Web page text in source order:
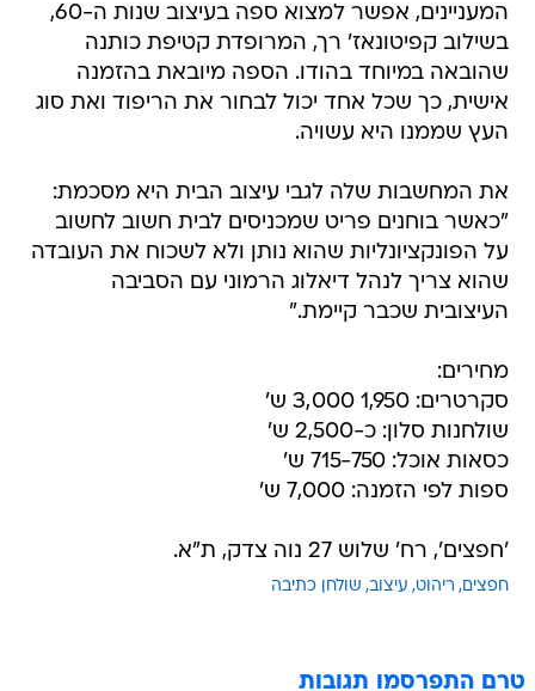
המעניינים, אפשר למצוא ספה בעיצוב שנות ה-60,
בשילוב קפיטונאז' רך, המרופדת קטיפת כותנה
שהובאה במיוחד בהודו. הספה מיובאת בהזמנה
אישית, כך שכל אחד יכול לבחור את הריפוד ואת סוג
העץ שממנו היא עשויה.
את המחשבות שלה לגבי עיצוב הבית היא מסכמת:
"כאשר בוחנים פריט שמכניסים לבית חשוב לחשוב
על הפונקציונליות שהוא נותן ולא לשכוח את העובדה
שהוא צריך לנהל דיאלוג הרמוני עם הסביבה
העיצובית שכבר קיימת."
מחירים:
סקרטרים: 1,950 3,000 ש'
שולחנות סלון: כ-2,500 ש'
כסאות אוכל: 715-750 ש'
ספות לפי הזמנה: 7,000 ש'
'חפצים', רח' שלוש 27 נוה צדק, ת"א.
חפצים ריהוט עיצוב שולחן כתיבה
טרם התפרסמו תגובות